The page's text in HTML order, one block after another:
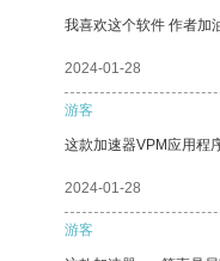
我喜欢这个软件 作者加
2024-01-28
游客
这款加速器VPM应用程
2024-01-28
游客